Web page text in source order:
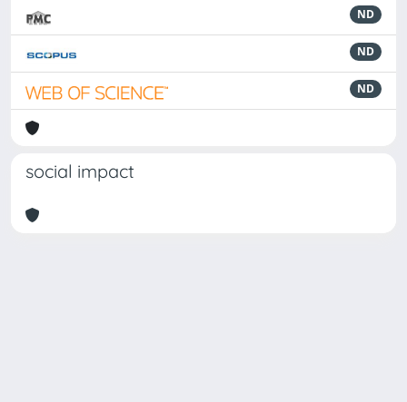
ND
ND
ND
social impact